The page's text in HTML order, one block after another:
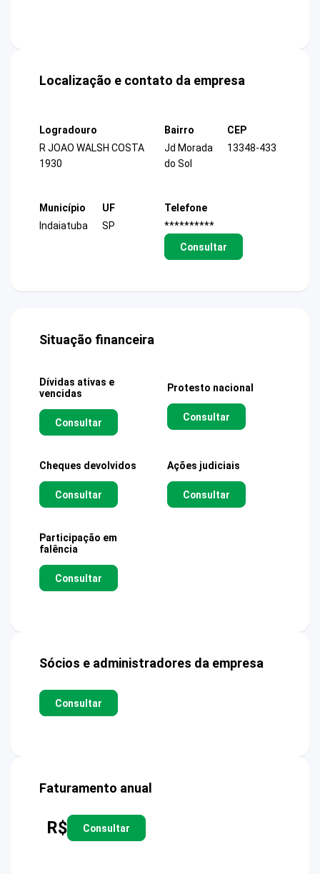
Localização e contato da empresa
Logradouro
R JOAO WALSH COSTA
1930
Bairro
Jd Morada
do Sol
CEP
13348-433
Município
Indaiatuba
UF
SP
Telefone
**********
Consultar
Situação financeira
Dívidas ativas e
vencidas
Consultar
Protesto nacional
Consultar
Cheques devolvidos
Consultar
Ações judiciais
Consultar
Participação em
falência
Consultar
Sócios e administradores da empresa
Consultar
Faturamento anual
R$ Consultar